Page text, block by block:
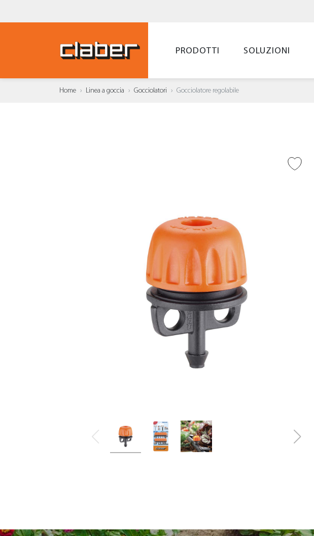
PRODOTTI SOLUZIONI
Home Linea a goccia Gocciolatori Gocciolatore regolabile